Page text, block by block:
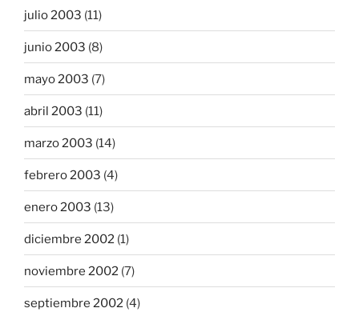
julio 2003 (11)
junio 2003 (8)
mayo 2003 (7)
abril 2003 (11)
marzo 2003 (14)
febrero 2003 (4)
enero 2003 (13)
diciembre 2002 (1)
noviembre 2002 (7)
septiembre 2002 (4)